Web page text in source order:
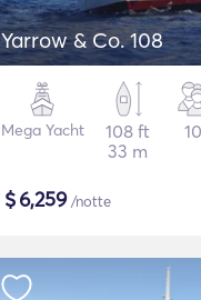
Yarrow & Co. 108
Mega Yacht
108 ft
33 m
10
$6,259/notte